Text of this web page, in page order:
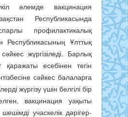
әлемде вакцинация
Республикасында
профилактикалық
Республикасының Ұлттық
сәйкес жүргізіледі. Барлық
есебінен тегін
сәйкес балаларға
жүргізу үшін белгілі бір
вакцинация уақыты
шешімді учаскелік дәрігер-